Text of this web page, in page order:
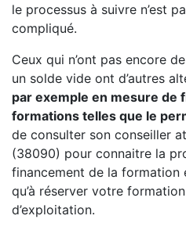
le processus à suivre n’est
compliqué.
Ceux qui n’ont pas encore
un solde vide ont d’autres
par exemple en mesure de
formations telles que le
de consulter son conseiller
(38090) pour connaitre la
financement de la formation
qu’à réserver votre
d’exploitation.